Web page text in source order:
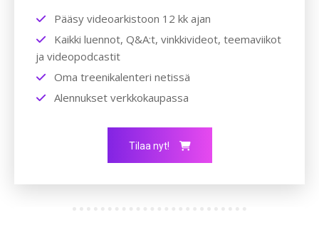
Pääsy videoarkistoon 12 kk ajan
Kaikki luennot, Q&A:t, vinkkivideot, teemaviikot
ja videopodcastit
Oma treenikalenteri netissä
Alennukset verkkokaupassa
Tilaa nyt!